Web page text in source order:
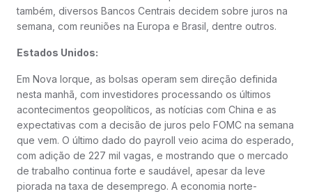
também, diversos Bancos Centrais decidem sobre juros na
semana, com reuniões na Europa e Brasil, dentre outros.
Estados Unidos:
Em Nova Iorque, as bolsas operam sem direção definida
nesta manhã, com investidores processando os últimos
acontecimentos geopolíticos, as notícias com China e as
expectativas com a decisão de juros pelo FOMC na semana
que vem. O último dado do payroll veio acima do esperado,
com adição de 227 mil vagas, e mostrando que o mercado
de trabalho continua forte e saudável, apesar da leve
piorada na taxa de desemprego. A economia norte-